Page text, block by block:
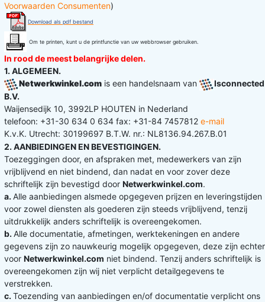
Voorwaarden Consumenten)
Download als pdf bestand
Om te printen, kunt u de printfunctie van uw webbrowser gebruiken.
In rood de meest belangrijke delen.
1. ALGEMEEN.
Netwerkwinkel.com is een handelsnaam van
Isconnected
B.V.
Waijensedijk 10, 3992LP HOUTEN in Nederland
telefoon: +31-30 634 0 634 fax: +31-84 7457812 e-mail
K.v.K. Utrecht: 30199697 B.T.W. nr.: NL8136.94.267.B.01
2. AANBIEDINGEN EN BEVESTIGINGEN.
Toezeggingen door, en afspraken met, medewerkers van zijn
vrijblijvend en niet bindend, dan nadat en voor zover deze
schriftelijk zijn bevestigd door Netwerkwinkel.com.
a. Alle aanbiedingen alsmede opgegeven prijzen en leveringstijden
voor zowel diensten als goederen zijn steeds vrijblijvend, tenzij
uitdrukkelijk anders schriftelijk is overeengekomen.
b. Alle documentatie, afmetingen, werktekeningen en andere
gegevens zijn zo nauwkeurig mogelijk opgegeven, deze zijn echter
voor Netwerkwinkel.com niet bindend. Tenzij anders schriftelijk is
overeengekomen zijn wij niet verplicht detailgegevens te
verstrekken.
c. Toezending van aanbiedingen en/of documentatie verplicht ons